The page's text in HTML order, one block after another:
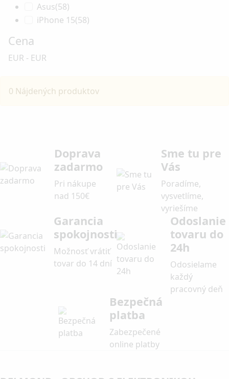
Asus(58)
iPhone 15(58)
Cena
EUR - EUR
0 Nájdených produktov
Doprava
zadarmo
Pri nákupe
nad 150€
Sme tu pre
Vás
Poradíme,
vysvetlíme,
vyriešíme
Garancia
spokojnosti
Možnosť vrátiť
tovar do 14 dní
Odoslanie
tovaru do
24h
Odosielame
každý
pracovný deň
Bezpečná
platba
Zabezpečené
online platby